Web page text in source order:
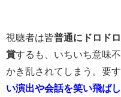
視聴者は皆普通にドロド
賞するも、いちいち意味
かき乱されてしまう。要
い演出や会話を笑い飛ば